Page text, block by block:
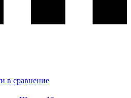
в сравнение